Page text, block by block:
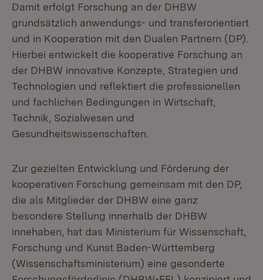
Damit erfolgt Forschung an der DHBW
grundsätzlich anwendungs- und transferorientiert
und in Kooperation mit den Dualen Partnern (DP).
Hierbei entwickelt die kooperative Forschung an
der DHBW innovative Konzepte, Strategien und
Technologien und reflektiert die professionellen
und fachlichen Bedingungen in Wirtschaft,
Technik, Sozialwesen und
Gesundheitswissenschaften.
Zur gezielten Entwicklung und Förderung der
kooperativen Forschung gemeinsam mit den DP,
die als Mitglieder der DHBW eine ganz
besondere Stellung innerhalb der DHBW
innehaben, hat das Ministerium für Wissenschaft,
Forschung und Kunst Baden-Württemberg
(Wissenschaftsministerium) eine gesonderte